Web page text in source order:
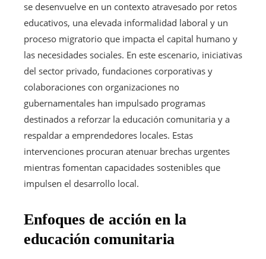
se desenvuelve en un contexto atravesado por retos
educativos, una elevada informalidad laboral y un
proceso migratorio que impacta el capital humano y
las necesidades sociales. En este escenario, iniciativas
del sector privado, fundaciones corporativas y
colaboraciones con organizaciones no
gubernamentales han impulsado programas
destinados a reforzar la educación comunitaria y a
respaldar a emprendedores locales. Estas
intervenciones procuran atenuar brechas urgentes
mientras fomentan capacidades sostenibles que
impulsen el desarrollo local.
Enfoques de acción en la
educación comunitaria